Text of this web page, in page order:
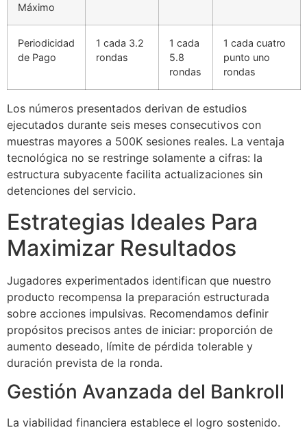
Máximo
Periodicidad
de Pago
1 cada 3.2
rondas
1 cada
5.8
rondas
1 cada cuatro
punto uno
rondas
Los números presentados derivan de estudios
ejecutados durante seis meses consecutivos con
muestras mayores a 500K sesiones reales. La ventaja
tecnológica no se restringe solamente a cifras: la
estructura subyacente facilita actualizaciones sin
detenciones del servicio.
Estrategias Ideales Para
Maximizar Resultados
Jugadores experimentados identifican que nuestro
producto recompensa la preparación estructurada
sobre acciones impulsivas. Recomendamos definir
propósitos precisos antes de iniciar: proporción de
aumento deseado, límite de pérdida tolerable y
duración prevista de la ronda.
Gestión Avanzada del Bankroll
La viabilidad financiera establece el logro sostenido.